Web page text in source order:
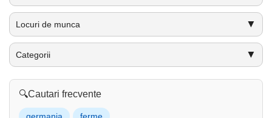
Locuri de munca ▼
Categorii ▼
🔍Cautari frecvente